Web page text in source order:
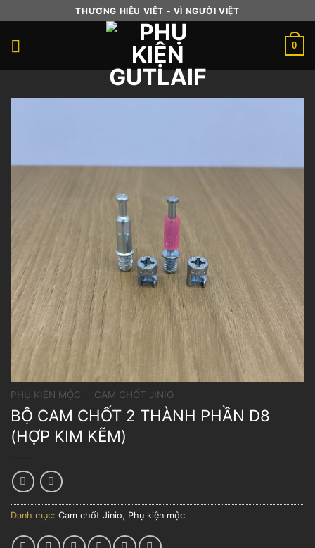
to
content
THƯƠNG HIỆU VIỆT - VÌ NGƯỜI VIỆT
0
PHỤ KIỆN MỘC CAM CHỐT JINIO
BỘ CAM CHỐT 2 THÀNH PHẦN D8
(HỢP KIM KẼM)
Danh mục: Cam chốt Jinio, Phụ kiện mộc